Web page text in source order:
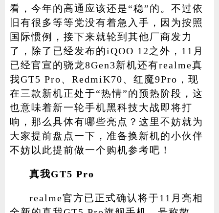
家电 技巧 作者
登录 注册
看，今年的高通应该还是“稳”的。不过依
旧有很多等等党没有着急入手，因为按照
国际惯例，接下来就轮到其他厂商发力
了，除了已经发布的iQOO 12之外，11月
已经官宣的骁龙8Gen3新机还有realme真
我GT5 Pro、RedmiK70、红魔9Pro，现
在三款新机正处于“热情”的预热阶段，这
也意味着新一轮手机黑科技大战即将打
响，那么具体有哪些亮点？这里不妨就为
大家提前盘点一下，准备换新机的小伙伴
不妨以此提前做一个购机参考吧！
真我GT5 Pro
realme官方已正式确认将于11月亮相